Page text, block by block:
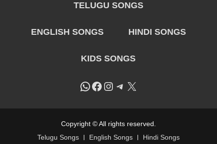
TELUGU SONGS
ENGLISH SONGS HINDI SONGS
KIDS SONGS
WhatsApp
Facebook
Instagram
Telegram
X
Copyright © All rights reserved.
Telugu Songs
English Songs Hindi Songs